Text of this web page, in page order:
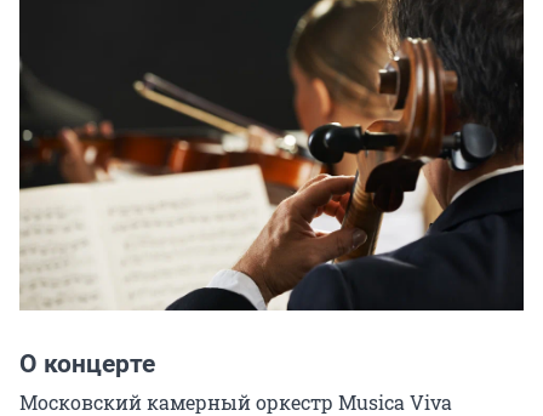
О концерте
Московский камерный оркестр Musica Viva